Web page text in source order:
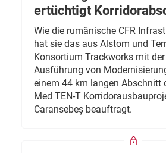
ertüchtigt
Wie die rumänische CFR
hat sie das aus Alstom und
Konsortium Trackworks mit
Ausführung von
einem 44 km langen Abschnitt
Med TEN-T
Caransebeș beauftragt.